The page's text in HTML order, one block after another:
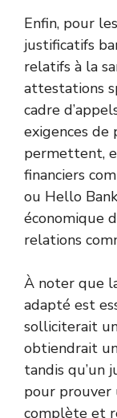
Enfin, pour
justificatifs
relatifs à la
attestations
cadre
exigences de
permettent,
financiers
ou Hello
économique
relations
À noter que
adapté est
solliciterait
obtiendrait
tandis qu’un
pour prouver
complète et